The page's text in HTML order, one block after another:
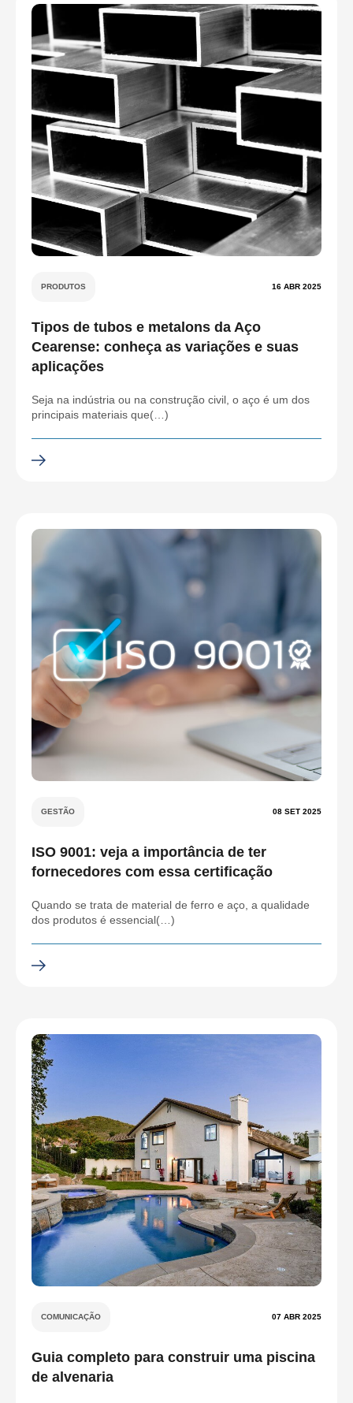
PRODUTOS 16 ABR 2025
Tipos de tubos e metalons da Aço
Cearense: conheça as variações e suas
aplicações
Seja na indústria ou na construção civil, o aço é um dos
principais materiais que(…)
GESTÃO 08 SET 2025
ISO 9001: veja a importância de ter
fornecedores com essa certificação
Quando se trata de material de ferro e aço, a qualidade
dos produtos é essencial(…)
COMUNICAÇÃO 07 ABR 2025
Guia completo para construir uma piscina
de alvenaria